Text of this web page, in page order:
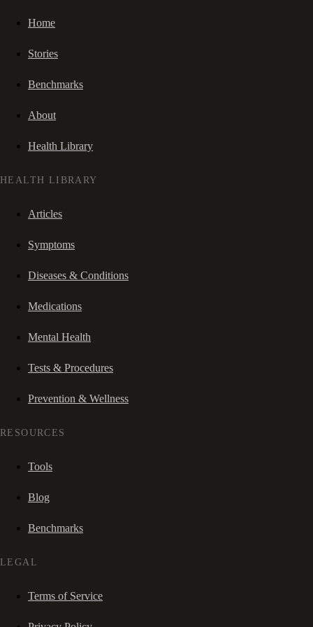
Home
Stories
Benchmarks
About
Health Library
HEALTH LIBRARY
Articles
Symptoms
Diseases & Conditions
Medications
Mental Health
Tests & Procedures
Prevention & Wellness
RESOURCES
Tools
Blog
Benchmarks
LEGAL
Terms of Service